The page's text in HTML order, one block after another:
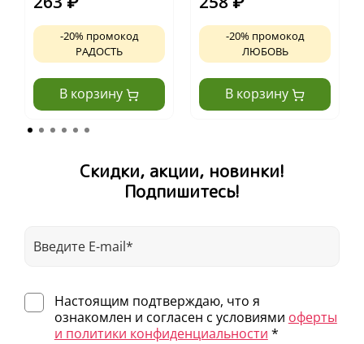
-20% промокод
РАДОСТЬ
В корзину
-20% промокод
ЛЮБОВЬ
В корзину
Скидки, акции, новинки!
Подпишитесь!
Настоящим подтверждаю, что я
ознакомлен и согласен с условиями оферты
и политики конфиденциальности *